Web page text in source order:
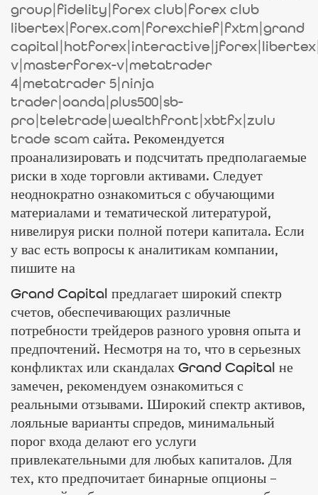
group|fidelity|forex club|forex club
libertex|forex.com|forexchief|fxtm|grand
v|masterforex-v|metatrader
4|metatrader 5|ninja
trader|oanda|plus500|sb-
pro|teletrade|wealthfront|xbtfx|zulu
trade scam сайта. Рекомендуется
проанализировать и подсчитать предполагаемые
риски в ходе торговли активами. Следует
неоднократно ознакомиться с обучающими
материалами и тематической литературой,
нивелируя риски полной потери капитала. Если
у вас есть вопросы к аналитикам компании,
пишите на
Grand Capital предлагает широкий спектр
счетов, обеспечивающих различные
потребности трейдеров разного уровня опыта и
предпочтений. Несмотря на то, что в серьезных
конфликтах или скандалах Grand Capital не
замечен, рекомендуем ознакомиться с
реальными отзывами. Широкий спектр активов,
лояльные варианты спредов, минимальный
порог входа делают его услуги
привлекательными для любых капиталов. Для
тех, кто предпочитает бинарные опционы –